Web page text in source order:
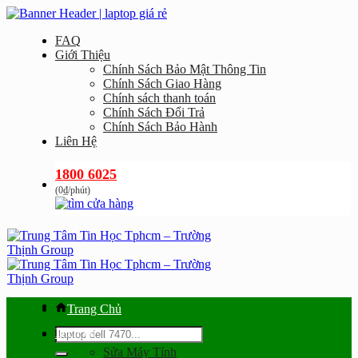
Bỏ
FAQ
Giới Thiệu
Chính Sách Bảo Mật Thông Tin
Chính Sách Giao Hàng
Chính sách thanh toán
Chính Sách Đổi Trả
Chính Sách Bảo Hành
Liên Hệ
1800 6025
(0₫/phút)
Tìm
kiếm:
Trang Chủ
Dịch vụ
Sửa Máy Tính